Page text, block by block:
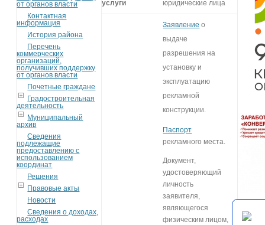
от органов власти
Контактная
информация
История района
Перечень
коммерческих
организаций,
получивших поддержку
от органов власти
Почетные граждане
Градостроительная
деятельность
Муниципальный
архив
Сведения
подлежащие
предоставлению с
использованием
координат
Решения
Правовые акты
Новости
Сведения о доходах,
расходах
услуги
юридические лица
Заявление о
выдаче
разрешения на
установку и
эксплуатацию
рекламной
конструкции.
Паспорт
рекламного места.
Документ,
удостоверяющий
личность
заявителя,
являющегося
физическим лицом,